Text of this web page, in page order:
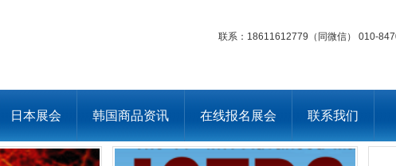
联系：18611612779（同微信） 010-
日本展会 韩国商品资讯 在线报名展会 联系我们